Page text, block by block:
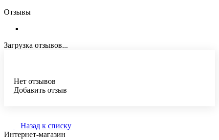
Отзывы
Загрузка отзывов...
Нет отзывов
Добавить отзыв
Назад к списку
Интернет-магазин